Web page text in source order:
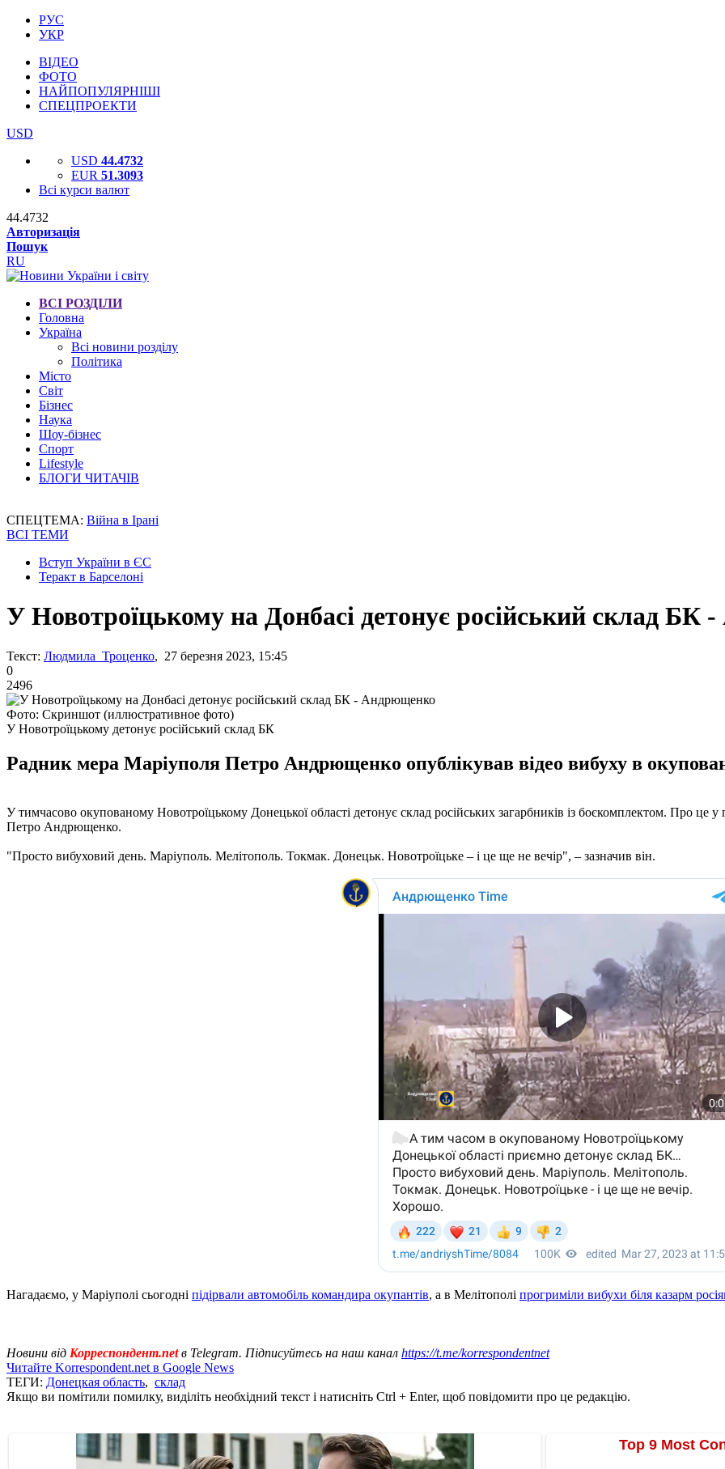
РУС
УКР
ВІДЕО
ФОТО
НАЙПОПУЛЯРНІШІ
СПЕЦПРОЕКТИ
USD
USD 44.4732
EUR 51.3093
Всі курси валют
44.4732
Авторизація
Пошук
RU
ВСІ РОЗДІЛИ
Головна
Україна
Всі новини розділу
Політика
Місто
Світ
Бізнес
Наука
Шоу-бізнес
Спорт
Lifestyle
БЛОГИ ЧИТАЧІВ
СПЕЦТЕМА: Війна в Ірані
ВСІ ТЕМИ
Вступ України в ЄС
Теракт в Барселоні
У Новотроїцькому на Донбасі детонує російський склад
Текст: Людмила Троценко, 27 березня 2023, 15:45
0
2496
Фото: Скриншот (иллюстративное фото)
У Новотроїцькому детонує російський склад БК
Радник мера Маріуполя Петро Андрющенко опублікував відео вибуху в
У тимчасово окупованому Новотроїцькому Донецької області детонує склад російських загарбників із боєкомплектом. Про це
Петро Андрющенко.
"Просто вибуховий день. Маріуполь. Мелітополь. Токмак. Донецьк. Новотроїцьке – і це ще не вечір", – зазначив він.
Нагадаємо, у Маріуполі сьогодні підірвали автомобіль командира окупантів, а в Мелітополі прогриміли вибухи біля казарм
Новини від Корреспондент.netв Telegram. Підписуйтесь на наш канал https://t.me/korrespondentnet
Читайте Korrespondent.net в Google News
ТЕГИ: Донецкая область, склад
Якщо ви помітили помилку, виділіть необхідний текст і натисніть Ctrl + Enter, щоб повідомити про це редакцію.